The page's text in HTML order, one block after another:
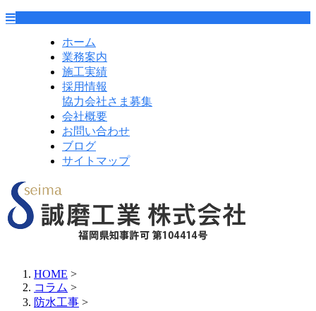
ホーム
業務案内
施工実績
採用情報
協力会社さま募集
会社概要
お問い合わせ
ブログ
サイトマップ
HOME >
コラム >
防水工事 >